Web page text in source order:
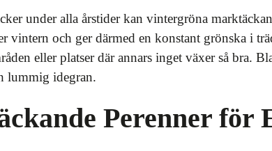
under alla årstider kan vintergröna
vintern och ger därmed en konstant grönska i
eller platser där annars inget växer så bra.
lummig idegran.
Perenner för